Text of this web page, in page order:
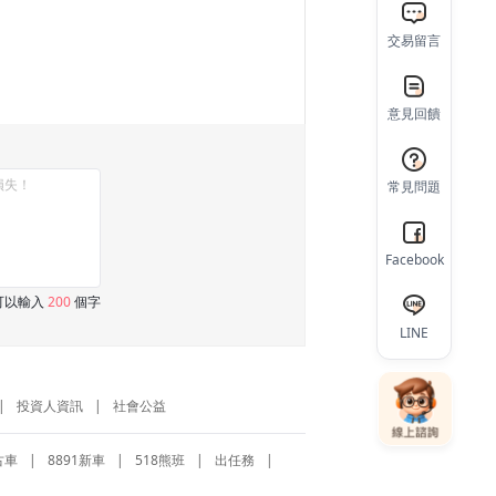
輸入 200個字
交易留言
意見回饋
常見問題
Facebook
LINE
投資人資訊 | 社會公益
車 | 8891新車 | 518熊班 | 出任務 |